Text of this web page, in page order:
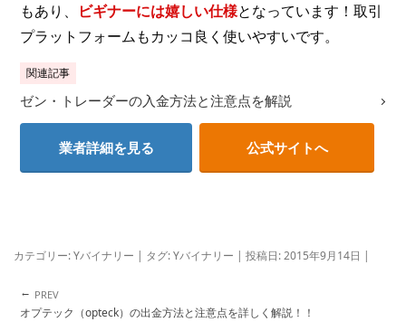
もあり、
ビギナーには嬉しい仕様となっています！取引
プラットフォームもカッコ良く使いやすいです。
関連記事
ゼン・トレーダーの入金方法と注意点を解説
業者詳細を見る 公式サイトへ
カテゴリー:Yバイナリー | タグ:Yバイナリー | 投稿日:2015年9月14日 |
投稿ナビゲーション
←
オプテック（opteck）の出金方法と注意点を詳しく解説！！